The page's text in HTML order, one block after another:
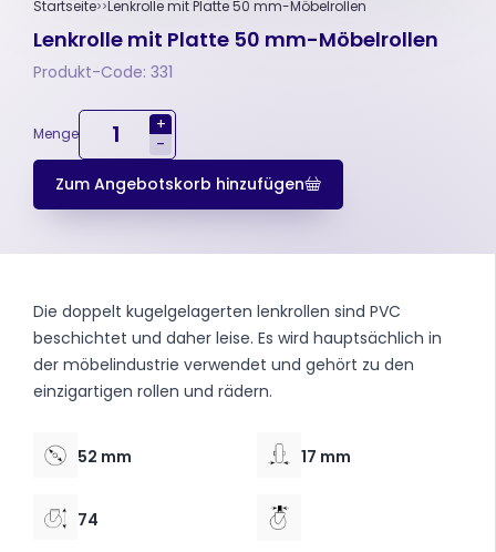
Startseite Lenkrolle mit Platte 50 mm-Möbelrollen
Lenkrolle mit Platte 50 mm-Möbelrollen
Produkt-Code: 331
Menge
+
-
Zum Angebotskorb hinzufügen
Die doppelt kugelgelagerten lenkrollen sind PVC
beschichtet und daher leise. Es wird hauptsächlich in
der möbelindustrie verwendet und gehört zu den
einzigartigen rollen und rädern.
52 mm 17 mm
74